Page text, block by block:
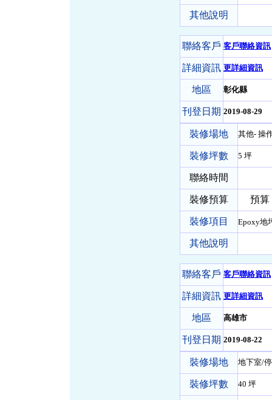
其他說明
聯絡客戶 客戶聯絡資訊
詳細資訊 更詳細資訊
地區 彰化縣
刊登日期 2019-08-29
裝修場地 其他- 操
裝修坪數 5 坪
聯絡時間
裝修預算 預算
裝修項目 Epoxy地
其他說明
聯絡客戶 客戶聯絡資訊
詳細資訊 更詳細資訊
地區 高雄市
刊登日期 2019-08-22
裝修場地 地下室/
裝修坪數 40 坪